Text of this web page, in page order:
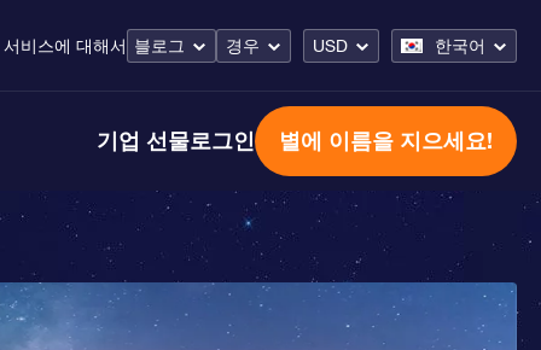
비스에 대해서 블로그 경우 USD 한국어
기업 선물로그인 별에 이름을 지으세요!